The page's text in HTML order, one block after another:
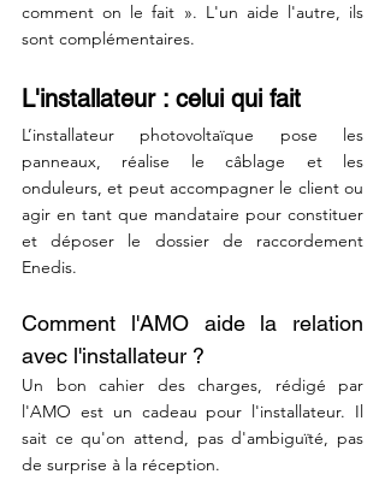
comment on le fait ». L'un aide l'autre, ils
sont complémentaires.
L'installateur : celui qui fait
L’installateur photovoltaïque pose les
panneaux, réalise le câblage et les
onduleurs, et peut accompagner le client ou
agir en tant que mandataire pour constituer
et déposer le dossier de raccordement
Enedis.
Comment l'AMO aide la relation
avec l'installateur ?
Un bon cahier des charges, rédigé par
l'AMO est un cadeau pour l'installateur. Il
sait ce qu'on attend, pas d'ambiguïté, pas
de surprise à la réception.